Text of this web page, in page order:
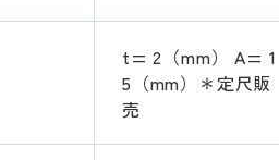
t= 2（mm） A= 1
5（mm）＊定尺販
売